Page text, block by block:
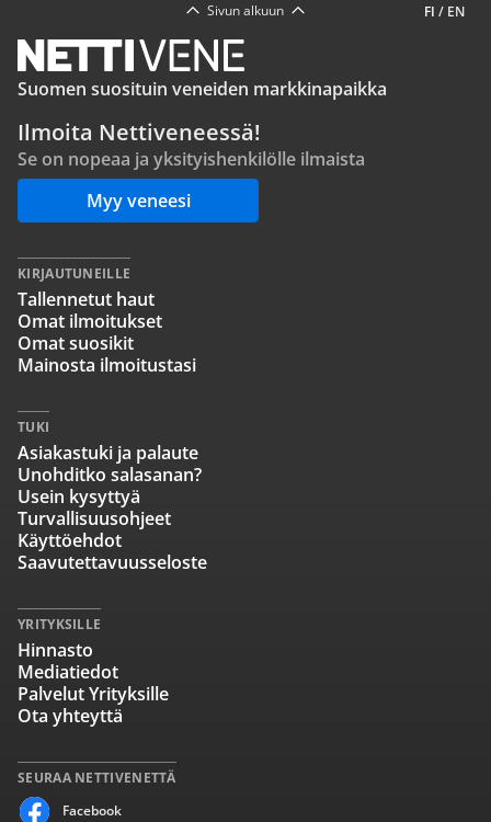
FI / EN
Sivun alkuun
Suomen suosituin veneiden markkinapaikka
Ilmoita Nettiveneessä!
Se on nopeaa ja yksityishenkilölle ilmaista
Myy veneesi
SEURAA NETTIVENETTÄ
Facebook
KIRJAUTUNEILLE
Tallennetut haut
Omat ilmoitukset
Omat suosikit
Mainosta ilmoitustasi
TUKI
Asiakastuki ja palaute
Unohditko salasanan?
Usein kysyttyä
Turvallisuusohjeet
Käyttöehdot
Saavutettavuusseloste
YRITYKSILLE
Hinnasto
Mediatiedot
Palvelut Yrityksille
Ota yhteyttä